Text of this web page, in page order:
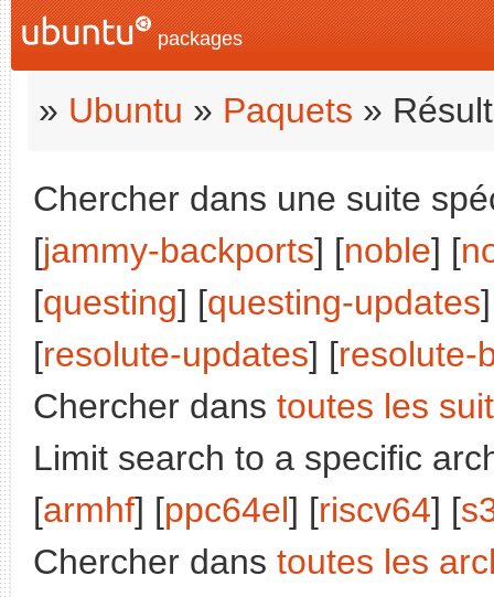
packages
» Ubuntu » Paquets »
Chercher dans une suite
[jammy-backports] [noble] [
[questing] [questing-updates
[resolute-updates] [resolute-
Chercher dans toutes les
Limit search to a specific
[armhf] [ppc64el] [riscv64] [
Chercher dans toutes les